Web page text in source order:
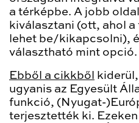
a térképbe. A jobb
kiválasztani (ott, ahol
lehet be/kikapcsolni),
választható mint opció.
Ebből a cikkből
ugyanis az Egyesült
funkció, (Nyugat-
terjesztették ki.